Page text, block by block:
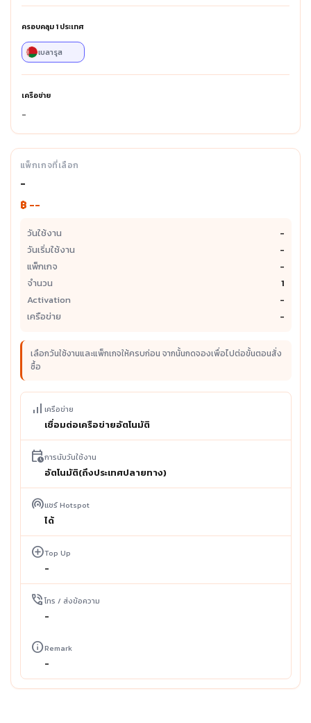
ครอบคลุม1ประเทศ
เบลารุส
เครือข่าย
-
แพ็กเกจที่เลือก
-
฿ --
วันใช้งาน
-
วันเริ่มใช้งาน
-
แพ็กเกจ
-
จำนวน
1
Activation
-
เครือข่าย
-
เลือกวันใช้งานและแพ็กเกจให้ครบก่อน จากนั้นกดจองเพื่อไปต่อขั้นตอนสั่ง
ซื้อ
signal_cellular_alt เครือข่าย
เชื่อมต่อเครือข่ายอัตโนมัติ
calendar_clockการนับวันใช้งาน
อัตโนมัติ(ถึงประเทศปลายทาง)
wifi_tetheringแชร์ Hotspot
ได้
add_circleTop Up
-
phone_in_talkโทร / ส่งข้อความ
-
infoRemark
-